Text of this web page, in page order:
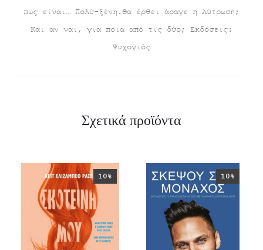
πως είναι… Πολύ-ξένη.Θα έρθει άραγε η λύτρωση;
Και αν ναι, για ποια από τις δύο; Εκδόσεις:
Ψυχογιός
Σχετικά προϊόντα
10% 10%